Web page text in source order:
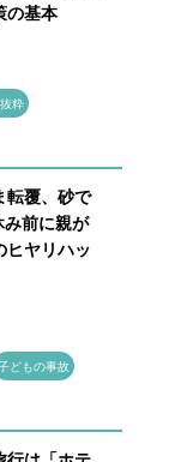
の基本
粋
転覆、砂で
み前に親が
ヒヤリハッ
どもの事故